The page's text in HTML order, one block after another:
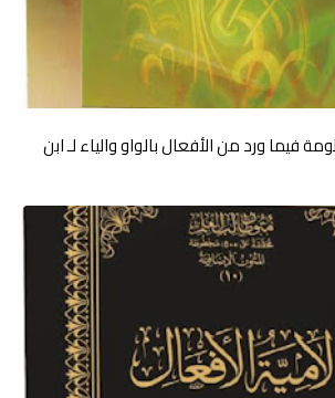
فيما ورد من الأفعال بالواو والياء لـ ابن